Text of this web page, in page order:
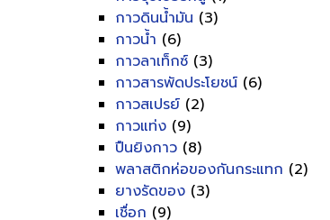
กาวดินน้ำมัน (3)
กาวน้ำ (6)
กาวลาเท็กซ์ (3)
กาวสารพัดประโยชน์ (6)
กาวสเปรย์ (2)
กาวแท่ง (9)
ปืนยิงกาว (8)
พลาสติกห่อของกันกระแทก (2)
ยางรัดของ (3)
เชื่อก (9)